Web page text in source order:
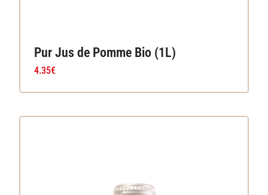
Pur Jus de Pomme Bio (1L)
4.35€